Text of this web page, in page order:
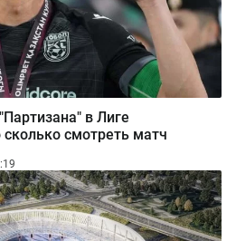
в Лиге
смотреть матч